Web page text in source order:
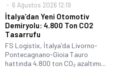
6 Ağustos 2026 12:19
İtalya’dan Yeni Otomotiv
Demiryolu: 4.800 Ton CO2
Tasarrufu
FS Logistix, İtalya'da Livorno-
Pontecagnano-Gioia Tauro
hattında 4.800 ton CO₂ azaltımı...